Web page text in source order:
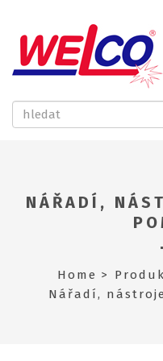
NÁŘADÍ,
Home
Nářadí,